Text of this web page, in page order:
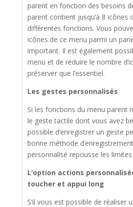
parent en fonction des besoins
parent contient jusqu’à 8 icônes
différentes fonctions. Vous
icônes de ce menu parmi un
important. Il est également
menu et de réduire le nombre
préserver que l’essentiel.
Les gestes personnalisés
Si les fonctions du menu parent
le geste tactile dont vous avez
possible d’enregistrer un geste
bonne méthode
personnalisé repousse les limites
L’option actions
toucher et appui long
S’il vous est possible de réaliser